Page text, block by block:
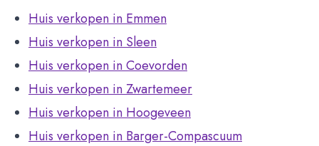
Huis verkopen in Emmen
Huis verkopen in Sleen
Huis verkopen in Coevorden
Huis verkopen in Zwartemeer
Huis verkopen in Hoogeveen
Huis verkopen in Barger-Compascuum